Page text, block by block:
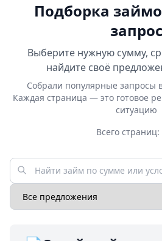
Подборка
запрос
Выберите нужную сумму,
найдите своё
Собрали популярные запросы
Каждая страница — это готовое
ситуацию
Всего страниц: